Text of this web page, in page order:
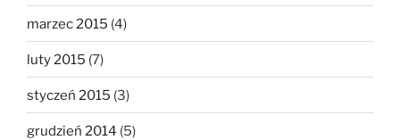
marzec 2015 (4)
luty 2015 (7)
styczeń 2015 (3)
grudzień 2014 (5)